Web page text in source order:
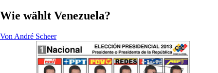
Wie wählt Venezuela?
Von André Scheer